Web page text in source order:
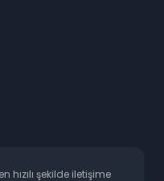
hızılı şekilde iletişime